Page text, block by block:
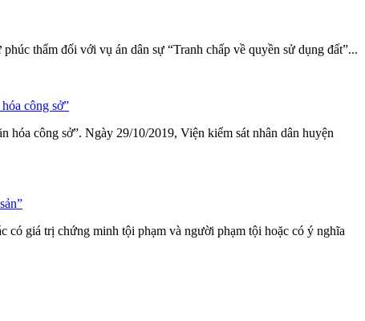
thẩm đối với vụ án dân sự “Tranh chấp về quyền sử dụng đất”...
công sở”
công sở”. Ngày 29/10/2019, Viện kiểm sát nhân dân huyện
có giá trị chứng minh tội phạm và người phạm tội hoặc có ý nghĩa